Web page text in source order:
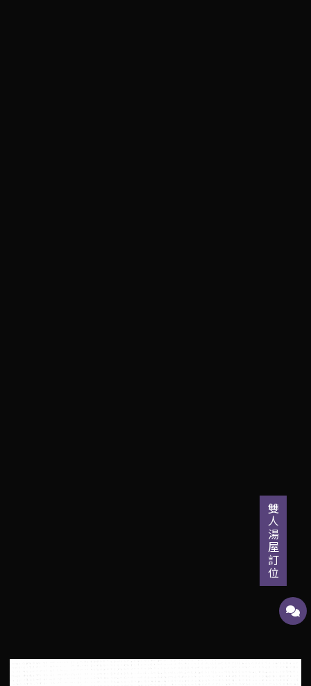
雙人湯屋訂位